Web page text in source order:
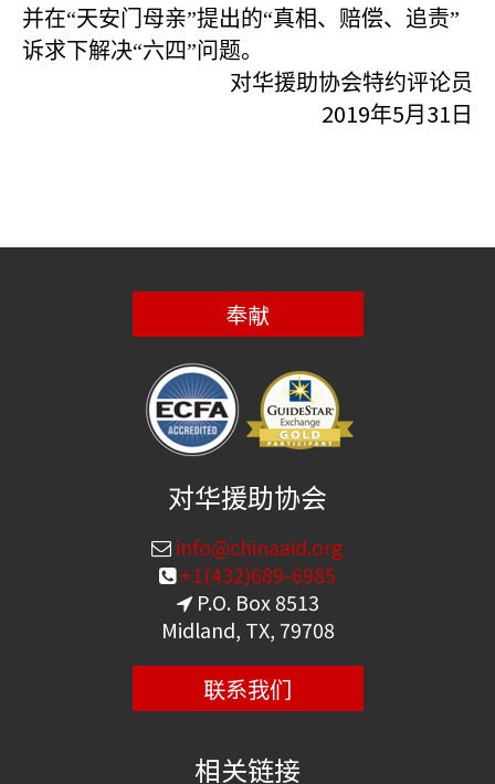
并在“天安门母亲”提出的“真相、赔偿、追责”
诉求下解决“六四”问题。
对华援助协会特约评论员
2019年5月 31 日
奉献
对华援助协会
info@chinaaid.org
+1(432)689-6985
P.O. Box 8513
Midland, TX, 79708
联系我们
相关链接